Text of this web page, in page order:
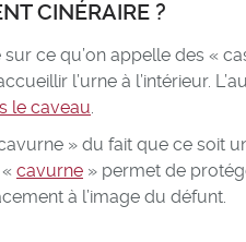
CINÉRAIRE ?
ce qu’on appelle des «
l’urne à l’intérieur.
le caveau.
» du fait que ce soit
cavurne » permet de
à l’image du défunt.